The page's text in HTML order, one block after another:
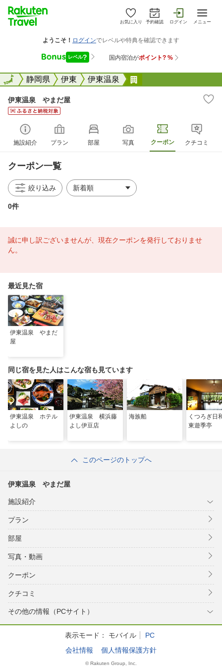
お気に入り 予約確認 ログイン メニュー
全国静岡県 伊東 伊東温泉
全国
伊東温泉 やまだ屋
施設紹介 プラン 部屋 写真 クーポン クチコミ
クーポン一覧
絞り込み
0件
誠に申し訳ございませんが、現在クーポンを発行しておりませ
ん。
最近見た宿
伊東温泉 やまだ
屋
同じ宿を見た人はこんな宿も見ています
伊東温泉 ホテル
よしの
伊東温泉 横浜藤
よし伊豆店
海族船
くつろぎ
東遊季亭
このページのトップへ
伊東温泉 やまだ屋
施設紹介
プラン
部屋
写真・動画
クーポン
クチコミ
その他の情報（PCサイト）
表示モード： モバイル
PC
会社情報
個人情報保護方針
© Rakuten Group, Inc.